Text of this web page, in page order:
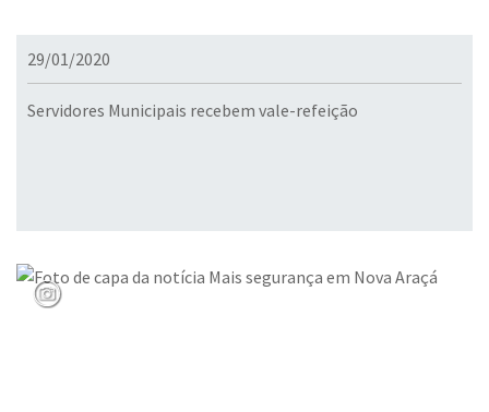
29/01/2020
Servidores Municipais recebem vale-refeição